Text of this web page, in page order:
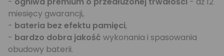
miesięcy gwarancji,
- bateria bez efektu pamięci,
- bardzo dobra jakość wykonania i spasowania
obudowy baterii.